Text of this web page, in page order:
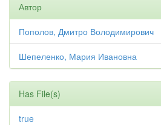
Автор
Пополов, Дмитро Володимирович
Шепеленко, Мария Ивановна
Has File(s)
true